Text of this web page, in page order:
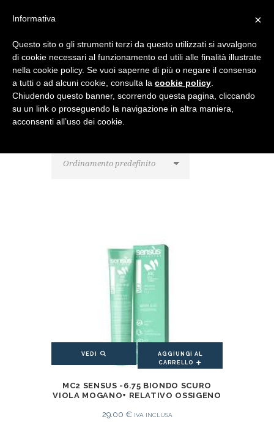
VEDI
AGGIUNGI AL
CARRELLO
MC2 SENSUS -6.75 BIONDO SCURO
VIOLA MOGANO+ RELATIVO OSSIGENO
29.00 € IVA INCLUSA
×
Informativa
Questo sito o gli strumenti terzi da questo utilizzati si avvalgono
di cookie necessari al funzionamento ed utili alle finalità illustrate
nella cookie policy. Se vuoi saperne di più o negare il consenso
a tutti o ad alcuni cookie, consulta la cookie policy
Chiudendo questo banner, scorrendo questa pagina, cliccando
su un link o proseguendo la navigazione in altra maniera,
acconsenti all’uso dei cookie.